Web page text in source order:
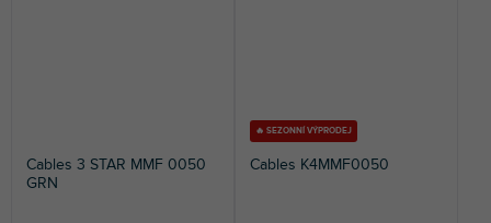
Cables 3 STAR MMF 0050
GRN
🔥 SEZONNÍ VÝPRODEJ
Cables K4MMF0050